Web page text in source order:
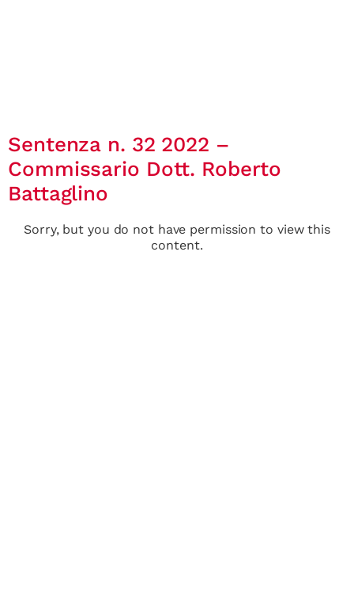
Sentenza n. 32 2022 –
Commissario Dott. Roberto
Battaglino
Sorry, but you do not have permission to view this
content.